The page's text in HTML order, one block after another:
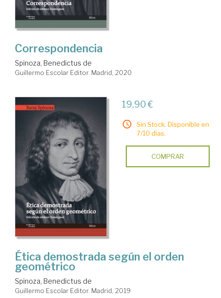
Correspondencia
Spinoza, Benedictus de
Guillermo Escolar Editor. Madrid, 2020
19,90 €
Sin Stock. Disponible en
7/10 días.
COMPRAR
Ética demostrada según el orden
geométrico
Spinoza, Benedictus de
Guillermo Escolar Editor. Madrid, 2019